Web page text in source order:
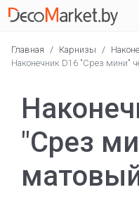
Главная / Карнизы /
Наконечник D16 "Срез мини"
"Срез